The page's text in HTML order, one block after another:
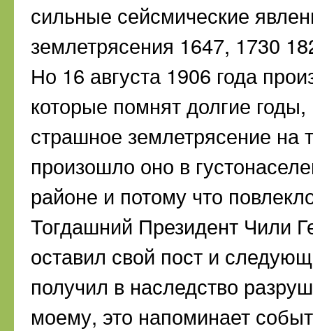
сильные сейсмические
землетрясения 1647, 1730
Но 16 августа 1906 года
которые помнят долгие
страшное землетрясение на
произошло оно в
районе и потому что
Тогдашний Президент Чили
оставил свой пост и
получил в наследство
моему, это напоминает